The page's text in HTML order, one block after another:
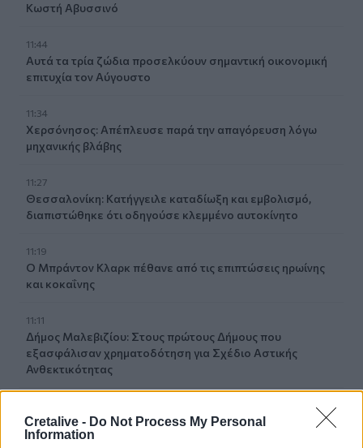
Cretalive - Do Not Process My Personal
Information
Κωστή Αβυσσινό
11:44
Αυτά τα τρία ζώδια προσελκύουν σημαντική οικονομική
επιτυχία τον Αύγουστο
11:34
Χερσόνησος: Απέπλευσε παρά την απαγόρευση λόγω
μηχανικής βλάβης
11:27
Θεσσαλονίκη: Κατήγγειλε καταδίωξη και εμβολισμό,
διαπιστώθηκε ότι οδηγούσε κλεμμένο αυτοκίνητο
11:19
Ο Μπράντον Κλαρκ πέθανε από τις επιπτώσεις ηρωίνης
και κοκαΐνης
11:11
Δήμος Μαλεβιζίου: Στους πρώτους Δήμους που
εξασφάλισαν χρηματοδότηση για Σχέδιο Αστικής
Ανθεκτικότητας
Ηράκλειο: Ιδιοκτήτες ακινήτων έχουν τάσεις φυγής από
τη βραχυχρόνια μίσθωση